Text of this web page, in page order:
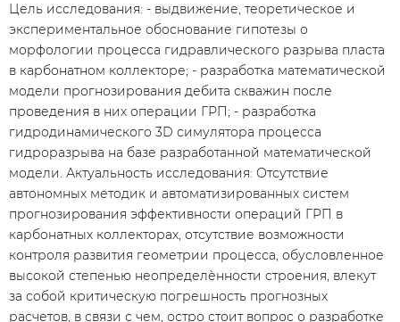
Цель исследования: - выдвижение, теоретическое и
экспериментальное обоснование гипотезы о
морфологии процесса гидравлического разрыва пласта
в карбонатном коллекторе; - разработка математической
модели прогнозирования дебита скважин после
проведения в них операции ГРП; - разработка
гидродинамического 3D симулятора процесса
гидроразрыва на базе разработанной математической
модели. Актуальность исследования: Отсутствие
автономных методик и автоматизированных систем
прогнозирования эффективности операций ГРП в
карбонатных коллекторах, отсутствие возможности
контроля развития геометрии процесса, обусловленное
высокой степенью неопределѐнности строения, влекут
за собой критическую погрешность прогнозных
расчетов, в связи с чем, остро стоит вопрос о разработке